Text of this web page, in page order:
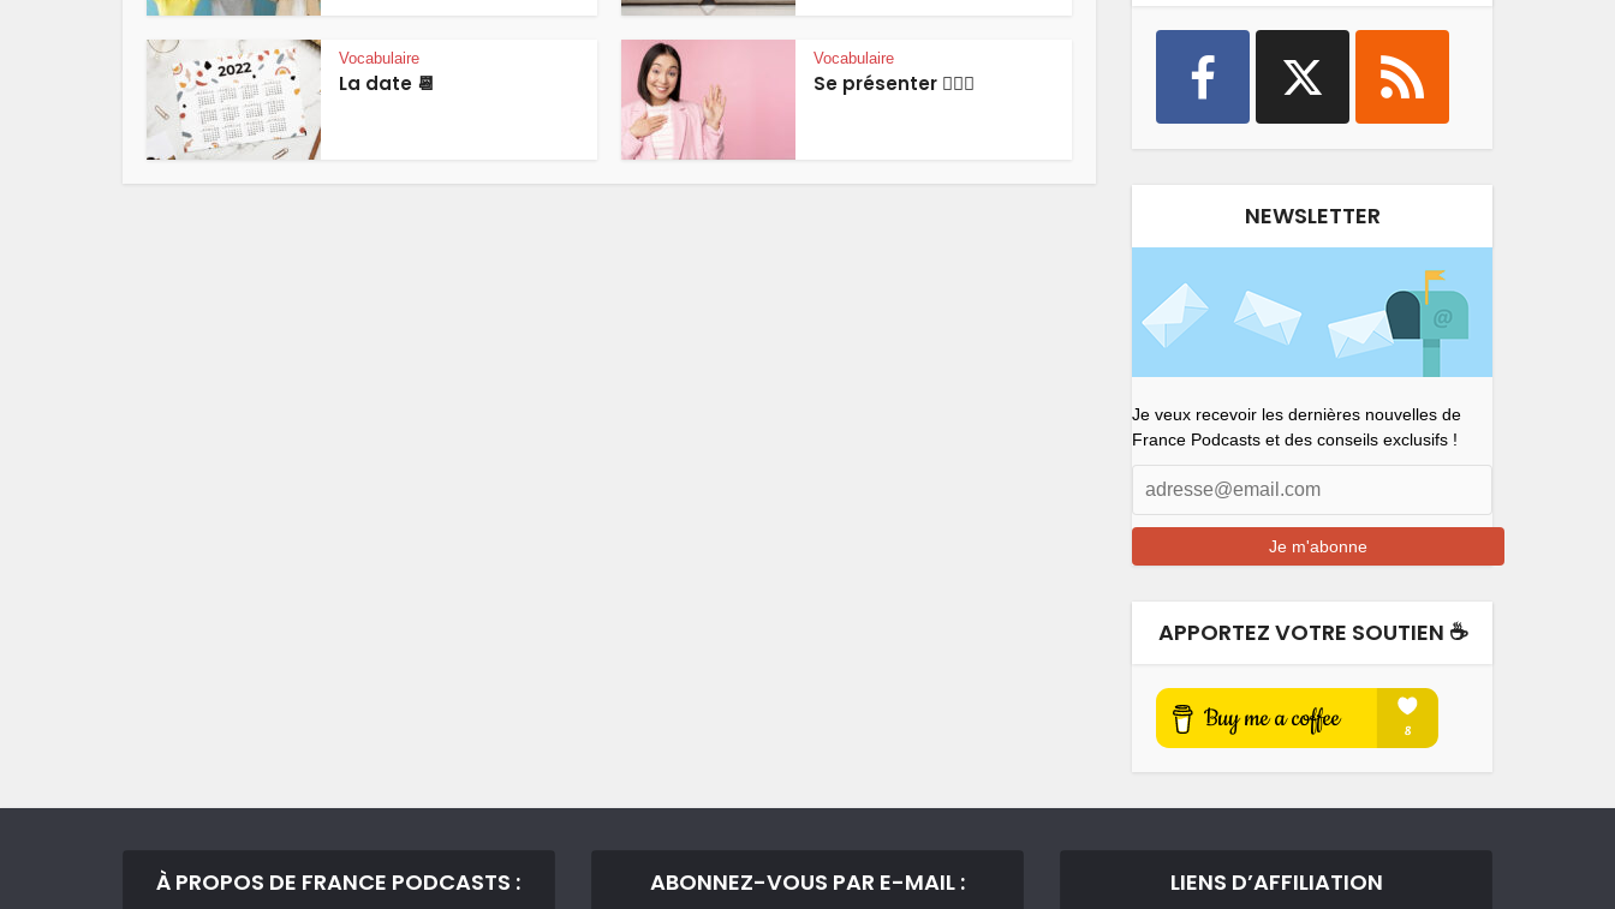
Vocabulaire
La date 📆
Vocabulaire
Se présenter 🙋🏻‍♂️
NEWSLETTER
Je veux recevoir les dernières nouvelles de
France Podcasts et des conseils exclusifs !
APPORTEZ VOTRE SOUTIEN ☕️
À PROPOS DE FRANCE PODCASTS : ABONNEZ-VOUS PAR E-MAIL : LIENS D’AFFILIATION